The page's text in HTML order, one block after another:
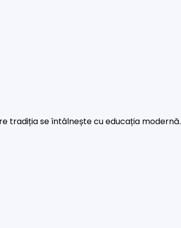
tradiția se întâlnește cu educația modernă.